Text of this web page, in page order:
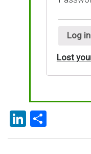
Log in
Lost
Li
n
ar